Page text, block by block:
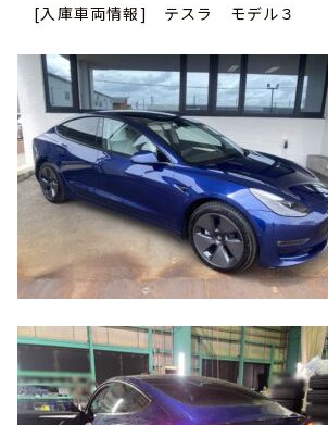
[入庫車両情報] テスラ モデル３